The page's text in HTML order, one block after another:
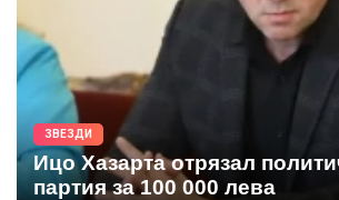
ЗВЕЗДИ
Ицо Хазарта отрязал
партия за 100 000 лева